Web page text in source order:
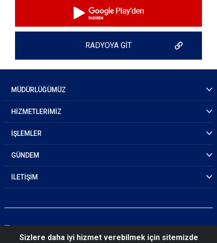
RADYOYA GİT
MÜDÜRLÜĞÜMÜZ
HİZMETLERİMİZ
İŞLEMLER
GÜNDEM
İLETİŞİM
Sizlere daha iyi hizmet verebilmek için sitemizde